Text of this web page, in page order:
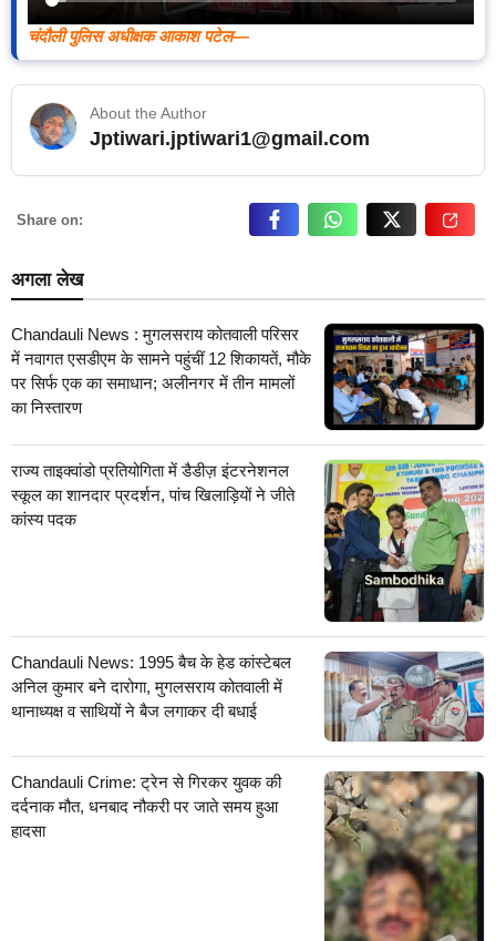
चंदौली पुलिस अधीक्षक आकाश पटेल—
About the Author
Jptiwari.jptiwari1@gmail.com… Read More
Share on:
अगला लेख
Chandauli News : मुगलसराय कोतवाली परिसर
में नवागत एसडीएम के सामने पहुंचीं 12 शिकायतें, मौके
पर सिर्फ एक का समाधान; अलीनगर में तीन मामलों
का निस्तारण
राज्य ताइक्वांडो प्रतियोगिता में डैडीज़ इंटरनेशनल
स्कूल का शानदार प्रदर्शन, पांच खिलाड़ियों ने जीते
कांस्य पदक
Chandauli News: 1995 बैच के हेड कांस्टेबल
अनिल कुमार बने दारोगा, मुगलसराय कोतवाली में
थानाध्यक्ष व साथियों ने बैज लगाकर दी बधाई
Chandauli Crime: ट्रेन से गिरकर युवक की
दर्दनाक मौत, धनबाद नौकरी पर जाते समय हुआ
हादसा